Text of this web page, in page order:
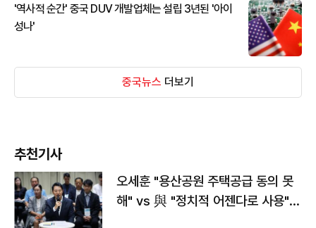
'역사적 순간' 중국 DUV 개발업체는 설립 3년된 '아이
성나'
중국뉴스 더보기
추천기사
오세훈 "용산공원 주택공급 동의 못
해" vs 與 "정치적 어젠다로 사용"